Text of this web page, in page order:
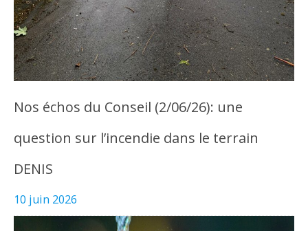
Nos échos du Conseil (2/06/26): une
question sur l’incendie dans le terrain
DENIS
10 juin 2026